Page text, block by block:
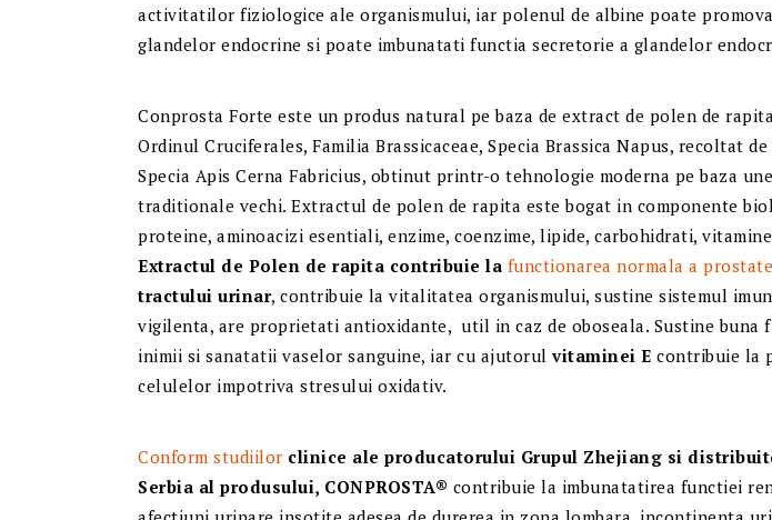
activitatilor fiziologice ale organismului, iar polenul de albine poate
glandelor endocrine si poate imbunatati functia secretorie a glandelor
Conprosta Forte este un produs natural pe baza de extract de polen de
Ordinul Cruciferales, Familia Brassicaceae, Specia Brassica Napus, recoltat
Specia Apis Cerna Fabricius, obtinut printr-o tehnologie moderna pe baza
traditionale vechi. Extractul de polen de rapita este bogat in componente
proteine, aminoacizi esentiali, enzime, coenzime, lipide, carbohidrati,
Extractul de Polen de rapita contribuie la functionarea normala a
tractului urinar, contribuie la vitalitatea organismului, sustine sistemul
vigilenta, are proprietati antioxidante, util in caz de oboseala. Sustine buna
inimii si sanatatii vaselor sanguine, iar cu ajutorul vitaminei E contribuie la
celulelor impotriva stresului oxidativ.
Conform studiilor clinice ale producatorului Grupul Zhejiang si
Serbia al produsului, CONPROSTA® contribuie la imbunatatirea functiei